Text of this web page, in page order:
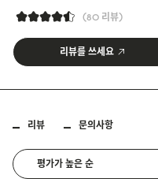
80 리뷰
리뷰를 쓰세요
리뷰 문의사항